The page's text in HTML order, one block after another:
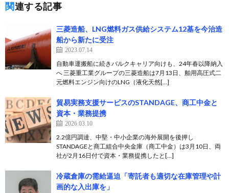
関連する記事
三菱造船、LNG燃料ガス供給システム12基を今治造
船から新たに受注
2023.07.14
自動車運搬船に続きバルクキャリア向けも、24年春以降納入
へ 三菱重工業グループの三菱造船は7月13日、舶用高圧式二
元燃料エンジン向けのLNG（液化天然[…]
貿易実務支援サービスのSTANDAGE、商工中金と
資本・業務提携
2026.03.10
2.2億円調達、中堅・中小企業の海外展開を後押し
STANDAGEと商工組合中央金庫（商工中金）は3月10日、両
社が2月16日付で資本・業務提携したと[…]
冷蔵倉庫の需給逼迫「寄託者も適切な在庫管理や計
画的な入出庫を」